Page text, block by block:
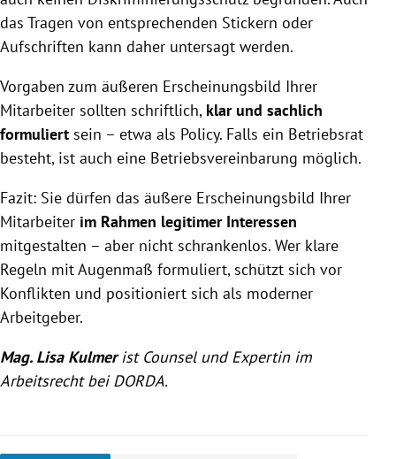
das Tragen von entsprechenden Stickern oder
Aufschriften kann daher untersagt werden.
Vorgaben zum äußeren Erscheinungsbild Ihrer
Mitarbeiter sollten schriftlich, klar und sachlich
formuliert sein – etwa als Policy. Falls ein Betriebsrat
besteht, ist auch eine Betriebsvereinbarung möglich.
Fazit: Sie dürfen das äußere Erscheinungsbild Ihrer
Mitarbeiter im Rahmen legitimer Interessen
mitgestalten – aber nicht schrankenlos. Wer klare
Regeln mit Augenmaß formuliert, schützt sich vor
Konflikten und positioniert sich als moderner
Arbeitgeber.
Mag. Lisa Kulmerist Counsel und Expertin im
Arbeitsrecht bei DORDA.